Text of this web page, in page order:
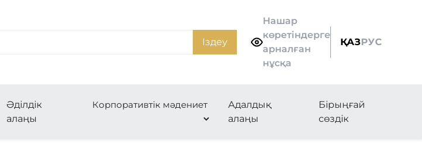
Іздеу
Нашар
көретіндерге
арналған
нұсқа
ҚАЗРУС
Әділдік
алаңы
Корпоративтік мәдениет
Адалдық
алаңы
Бірыңғай
сөздік